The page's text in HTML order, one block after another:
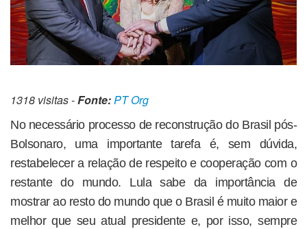
1318 visitas -Fonte:PT Org
No necessário processo de reconstrução do Brasil pós-
Bolsonaro, uma importante tarefa é, sem dúvida,
restabelecer a relação de respeito e cooperação com o
restante do mundo. Lula sabe da importância de
mostrar ao resto do mundo que o Brasil é muito maior e
melhor que seu atual presidente e, por isso, sempre